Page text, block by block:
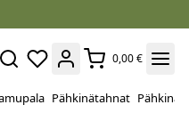
0,00 €
Pähkinätahnat Pähkinät